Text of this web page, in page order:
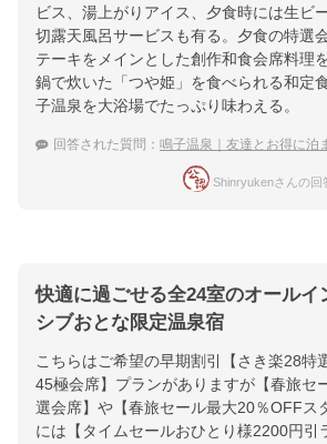
ビス、湯上がりアイス、夕食時には生ビ
切露天風呂サービスも有る。夕食の特選
テーキをメインとした創作和食会席料理
鍋で炊いた「つや姫」を食べられる和定
子温泉を大浴場でたっぷり味わえる。
回答された質問： 鳴子温泉｜友達とお得に泊まりたい
Shinryukenさんの回
快適に過ごせる全24室のオールイ
シブおとな限定温泉宿
こちらはご希望の早期割引【さき楽28特
45極会席】プランがありますが【春旅セ
選会席】や【春旅セール最大20％OFFス
には【タイムセールおひとり様2200円引